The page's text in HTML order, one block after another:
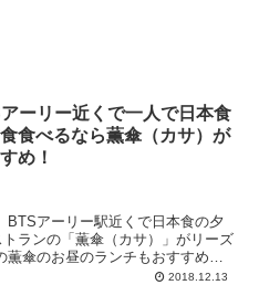
ーリー近くで一人で日本食
食べるなら薫傘（カサ）が
め！
BTSアーリー駅近くで日本食の夕
ランの「薫傘（カサ）」がリーズ
傘のお昼のランチもおすすめし
はありますが、夜もお...2018.12.13